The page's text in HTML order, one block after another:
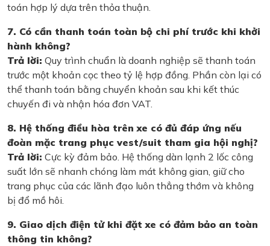
toán hợp lý dựa trên thỏa thuận.
7. Có cần thanh toán toàn bộ chi phí trước khi khởi
hành không?
Trả lời: Quy trình chuẩn là doanh nghiệp sẽ thanh toán
trước một khoản cọc theo tỷ lệ hợp đồng. Phần còn lại có
thể thanh toán bằng chuyển khoản sau khi kết thúc
chuyến đi và nhận hóa đơn VAT.
8. Hệ thống điều hòa trên xe có đủ đáp ứng nếu
đoàn mặc trang phục vest/suit tham gia hội nghị?
Trả lời: Cực kỳ đảm bảo. Hệ thống dàn lạnh 2 lốc công
suất lớn sẽ nhanh chóng làm mát không gian, giữ cho
trang phục của các lãnh đạo luôn thẳng thớm và không
bị đổ mồ hôi.
9. Giao dịch điện tử khi đặt xe có đảm bảo an toàn
thông tin không?